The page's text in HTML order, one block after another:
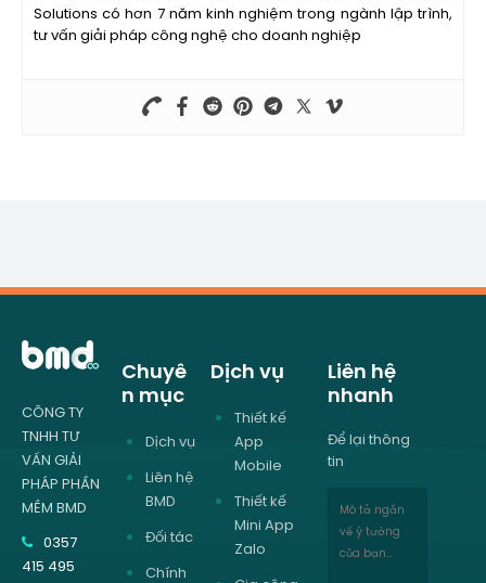
Solutions có hơn 7 năm kinh nghiệm trong ngành lập trình,
tư vấn giải pháp công nghệ cho doanh nghiệp
CÔNG TY
TNHH TƯ
VẤN GIẢI
PHÁP PHẦN
MỀM BMD
0357
415 495
Chuyê
n mục
Dịch vụ
Liên hệ
BMD
Đối tác
Chính
Dịch vụ
Thiết kế
App
Mobile
Thiết kế
Mini App
Zalo
Liên hệ
nhanh
Để lại thông
tin